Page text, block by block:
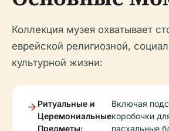
Коллекция музея охватывает
еврейской религиозной,
культурной жизни:
Ритуальные и
Церемониальные
Предметы:
Включая
коробочки
пасхальные